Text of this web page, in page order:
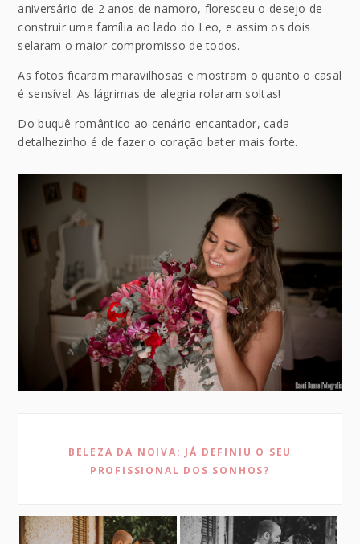
aniversário de 2 anos de namoro, floresceu o desejo de
construir uma família ao lado do Leo, e assim os dois
selaram o maior compromisso de todos.
As fotos ficaram maravilhosas e mostram o quanto o casal
é sensível. As lágrimas de alegria rolaram soltas!
Do buquê romântico ao cenário encantador, cada
detalhezinho é de fazer o coração bater mais forte.
BELEZA DA NOIVA: JÁ DEFINIU O SEU
PROFISSIONAL DOS SONHOS?